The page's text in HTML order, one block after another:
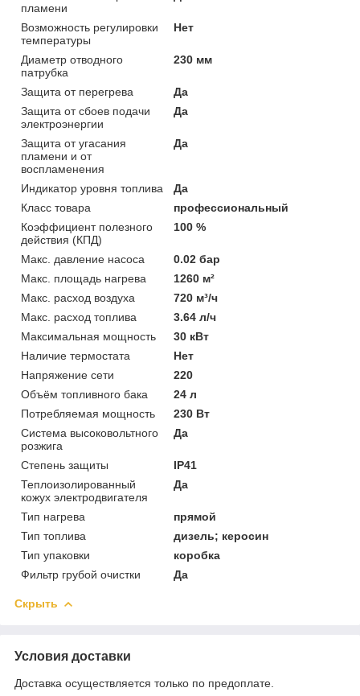
пламени
Возможность регулировки
температуры
Нет
Диаметр отводного
патрубка
230 мм
Защита от перегрева
Да
Защита от сбоев подачи
электроэнергии
Да
Защита от угасания
пламени и от
воспламенения
Да
Индикатор уровня топлива
Да
Класс товара
профессиональный
Коэффициент полезного
действия (КПД)
100 %
Макс. давление насоса
0.02 бар
Макс. площадь нагрева
1260 м²
Макс. расход воздуха
720 м³/ч
Макс. расход топлива
3.64 л/ч
Максимальная мощность
30 кВт
Наличие термостата
Нет
Напряжение сети
220
Объём топливного бака
24 л
Потребляемая мощность
230 Вт
Система высоковольтного
розжига
Да
Степень защиты
IP41
Теплоизолированный
кожух электродвигателя
Да
Тип нагрева
прямой
Тип топлива
дизель; керосин
Тип упаковки
коробка
Фильтр грубой очистки
Да
Скрыть
Условия доставки
Доставка осуществляется только по предоплате.